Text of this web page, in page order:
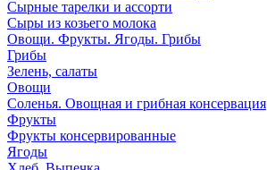
Сырные тарелки и ассорти
Сыры из козьего молока
Овощи. Фрукты. Ягоды. Грибы
Грибы
Зелень, салаты
Овощи
Соленья. Овощная и грибная консервация
Фрукты
Фрукты консервированные
Ягоды